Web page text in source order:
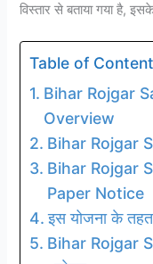
विस्तार से बताया गया है,
Table of
Bihar Rojgar
Overview
Bihar Rojgar
Bihar Rojgar
Paper Notice
इस योजना के
Bihar Rojgar